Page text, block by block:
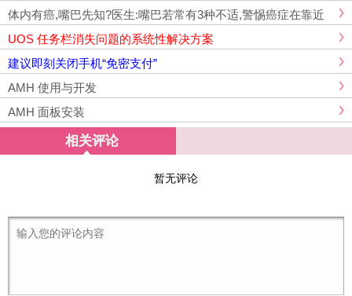
体内有癌,嘴巴先知?医生:嘴巴若常有3种不适,警惕癌症在靠近
UOS 任务栏消失问题的系统性解决方案
建议即刻关闭手机“免密支付”
AMH 使用与开发
AMH 面板安装
相关评论
暂无评论